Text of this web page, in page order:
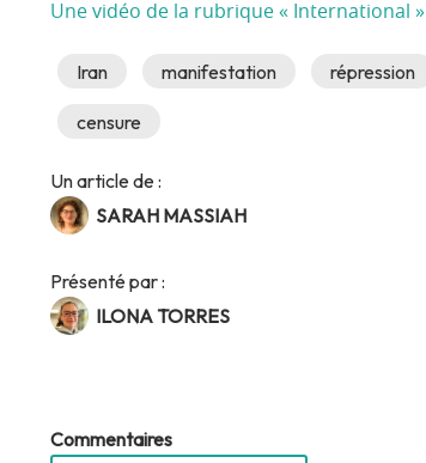
Une vidéo de la rubrique « International »
Iran manifestation répression
censure
Un article de :
SARAH MASSIAH
Présenté par :
ILONA TORRES
Commentaires